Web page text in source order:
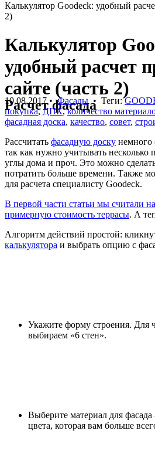
Калькулятор Goodeck: удобный
2)
Калькулятор
удобный расчет
сайте (часть 2)
Расчет фасада
10.08.2017 •Фасады • Теги:
покупка,ДПК,количество
фасадная доска, качество, совет,
Рассчитать фасадную доску немного
так как нужно учитывать несколько
углы дома и проч. Это можно
потратить больше времени. Также
для расчета специалисту Goodeck.
В первой части статьи мы считали
примерную стоимость террасы. А
Алгоритм действий простой:
калькулятора и выбрать опцию с
Укажите форму строения. Для
выбираем «6 стен».
Выберите материал для фасада
цвета, которая вам больше